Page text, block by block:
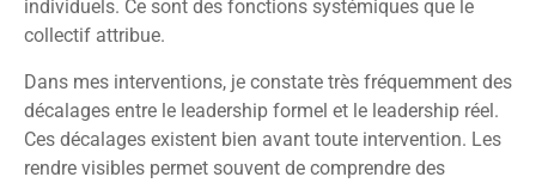
individuels. Ce sont des fonctions systémiques que le
collectif attribue.
Dans mes interventions, je constate très fréquemment des
décalages entre le leadership formel et le leadership réel.
Ces décalages existent bien avant toute intervention. Les
rendre visibles permet souvent de comprendre des